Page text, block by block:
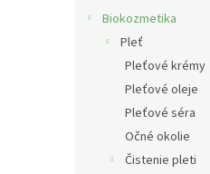
Biokozmetika
Pleť
Pleťové krémy
Pleťové oleje
Pleťové séra
Očné okolie
Čistenie pleti